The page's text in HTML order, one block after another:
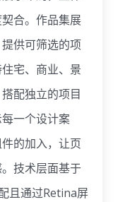
合。作品集展
供可筛选的项
宅、商业、景
配独立的项目
一个设计案
的加入，让页
技术层面基于
且通过Retina屏